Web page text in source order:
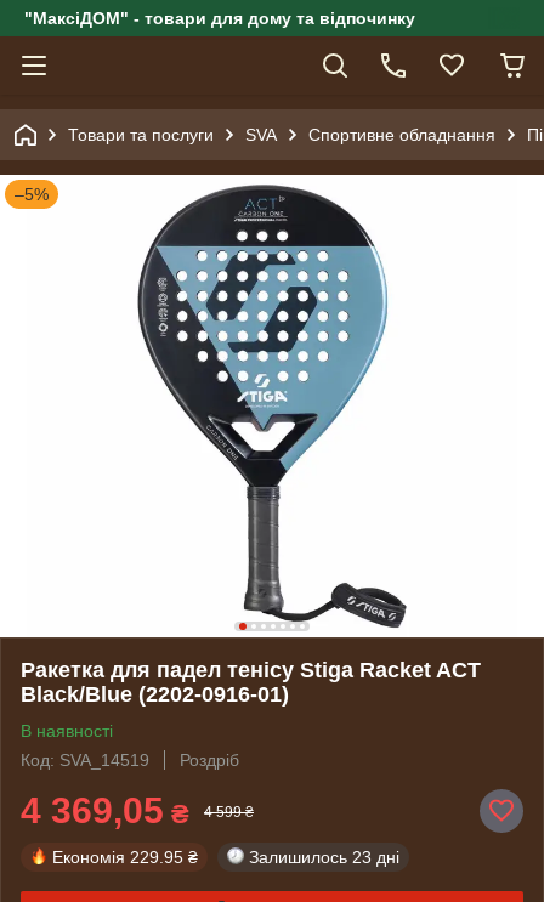
"МаксіДОМ" - товари для дому та відпочинку
Товари та послуги SVA Спортивне обладнання
–5%
Ракетка для падел тенісу Stiga Racket ACT
Black/Blue (2202-0916-01)
В наявності
Код: SVA_14519
Роздріб
4 369,05 ₴ 4 599 ₴
Економія 229.95 ₴ Залишилось 23 дні